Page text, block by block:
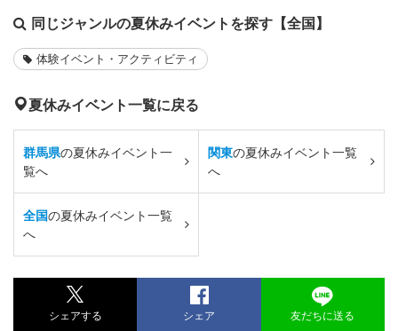
同じジャンルの夏休みイベントを探す【全国】
体験イベント・アクティビティ
夏休みイベント一覧に戻る
群馬県の夏休みイベント一
覧へ
関東の夏休みイベント一覧
へ
全国の夏休みイベント一覧
へ
シェアする シェア 友だちに送る